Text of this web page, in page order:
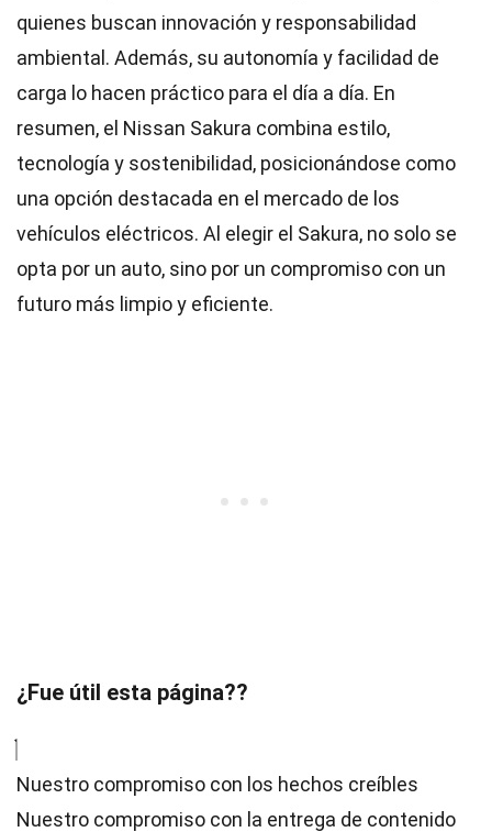
quienes buscan innovación y responsabilidad
ambiental. Además, su autonomía y facilidad de
carga lo hacen práctico para el día a día. En
resumen, el Nissan Sakura combina estilo,
tecnología y sostenibilidad, posicionándose como
una opción destacada en el mercado de los
vehículos eléctricos. Al elegir el Sakura, no solo se
opta por un auto, sino por un compromiso con un
futuro más limpio y eficiente.
¿Fue útil esta página??
Nuestro compromiso con los hechos creíbles
Nuestro compromiso con la entrega de contenido